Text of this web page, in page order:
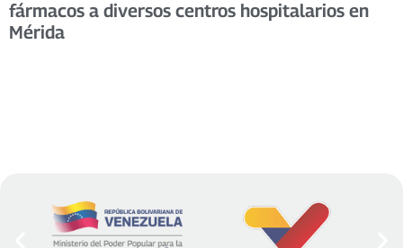
fármacos a diversos centros hospitalarios en
Mérida